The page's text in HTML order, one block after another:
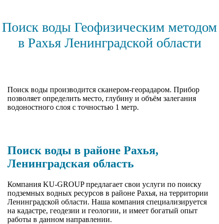
Поиск воды Геофизическим методом
в Рахья Ленинградской области
Поиск воды производится сканером-георадаром. Прибор
позволяет определить место, глубину и объём залегания
водоностного слоя с точностью 1 метр.
Поиск воды в районе Рахья,
Ленинградская область
Компания KU-GROUP предлагает свои услуги по поиску
подземных водных ресурсов в районе Рахья, на территории
Ленинградской области. Наша компания специализируется
на кадастре, геодезии и геологии, и имеет богатый опыт
работы в данном направлении.